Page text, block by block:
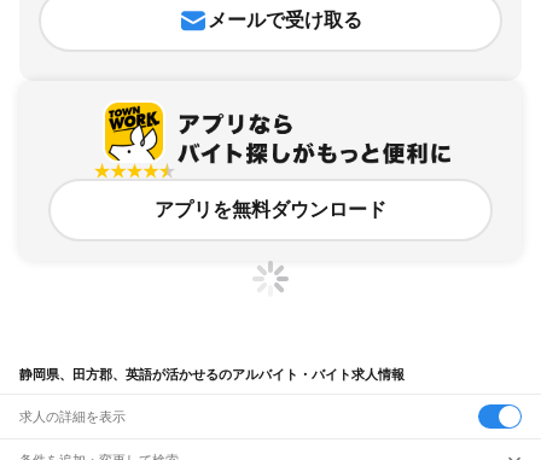
メールで受け取る
アプリを無料ダウンロード
静岡県、田方郡、英語が活かせるのアルバイト・バイト求人情報
求人の詳細を表示